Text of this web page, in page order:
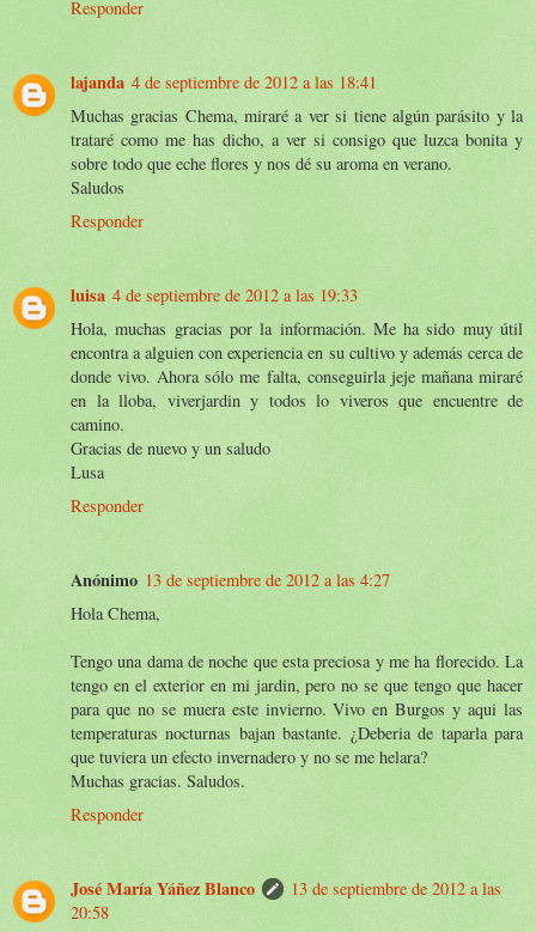
Responder
lajanda 4 de septiembre de 2012 a las 18:41
Muchas gracias Chema, miraré a ver si tiene algún parásito y la
trataré como me has dicho, a ver si consigo que luzca bonita y
sobre todo que eche flores y nos dé su aroma en verano.
Saludos
Responder
luisa 4 de septiembre de 2012 a las 19:33
Hola, muchas gracias por la información. Me ha sido muy útil
encontra a alguien con experiencia en su cultivo y además cerca de
donde vivo. Ahora sólo me falta, conseguirla jeje mañana miraré
en la lloba, viverjardin y todos lo viveros que encuentre de
camino.
Gracias de nuevo y un saludo
Lusa
Responder
Anónimo 13 de septiembre de 2012 a las 4:27
Hola Chema,
Tengo una dama de noche que esta preciosa y me ha florecido. La
tengo en el exterior en mi jardin, pero no se que tengo que hacer
para que no se muera este invierno. Vivo en Burgos y aqui las
temperaturas nocturnas bajan bastante. ¿Deberia de taparla para
que tuviera un efecto invernadero y no se me helara?
Muchas gracias. Saludos.
Responder
José María Yáñez Blanco
13 de septiembre de 2012 a las
20:58